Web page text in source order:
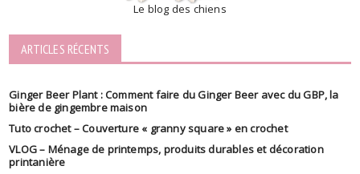
Le blog des chiens
ARTICLES RÉCENTS
Ginger Beer Plant : Comment faire du Ginger Beer avec du GBP, la
bière de gingembre maison
Tuto crochet – Couverture « granny square » en crochet
VLOG – Ménage de printemps, produits durables et décoration
printanière